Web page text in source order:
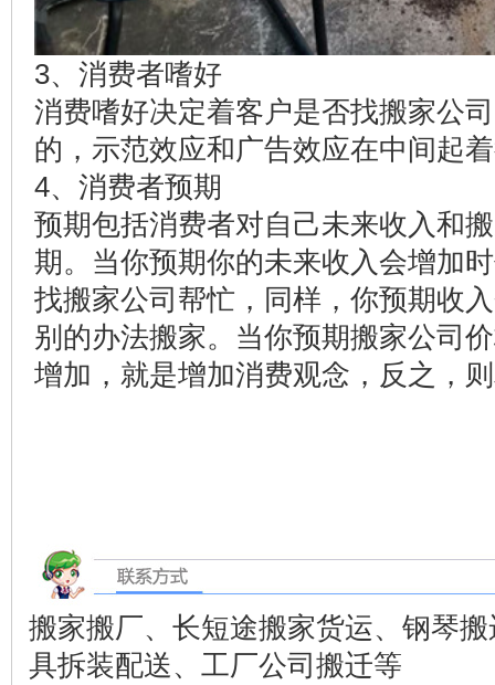
3、消费者嗜好
消费嗜好决定着客户是否找搬家公
的，示范效应和广告效应在中间起
4、消费者预期
预期包括消费者对自己未来收入和
期。当你预期你的未来收入会增加
找搬家公司帮忙，同样，你预期收
别的办法搬家。当你预期搬家公司
增加，就是增加消费观念，反之，
搬家搬厂、长短途搬家货运、钢琴
具拆装配送、工厂公司搬迁等